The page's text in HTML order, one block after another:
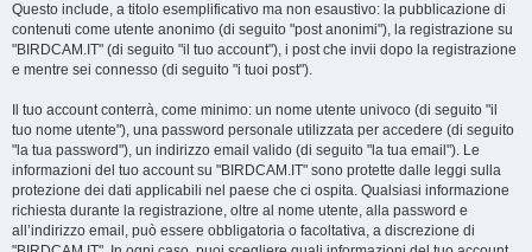
Questo include, a titolo esemplificativo ma non esaustivo: la pubblicazione di
contenuti come utente anonimo (di seguito "post anonimi"), la registrazione su
"BIRDCAM.IT" (di seguito "il tuo account"), i post che invii dopo la registrazione
e mentre sei connesso (di seguito "i tuoi post").
Il tuo account conterrà, come minimo: un nome utente univoco (di seguito "il
tuo nome utente"), una password personale utilizzata per accedere (di seguito
"la tua password"), un indirizzo email valido (di seguito "la tua email"). Le
informazioni del tuo account su "BIRDCAM.IT" sono protette dalle leggi sulla
protezione dei dati applicabili nel paese che ci ospita. Qualsiasi informazione
richiesta durante la registrazione, oltre al nome utente, alla password e
all’indirizzo email, può essere obbligatoria o facoltativa, a discrezione di